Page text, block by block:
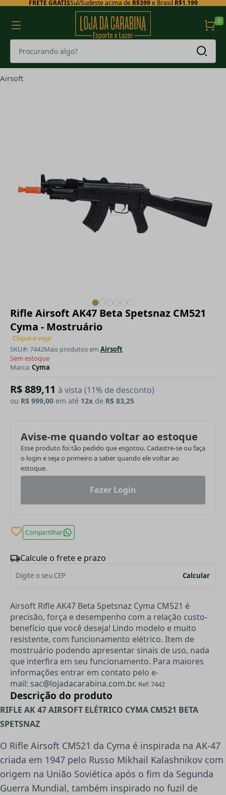
FRETE GRÁTISSul/Sudeste acima de R$399e Brasil R$1.199
0
Airsoft
Rifle Airsoft AK47 Beta Spetsnaz CM521
Cyma - Mostruário
Clique e veja!
SKU#: 7442Mais produtos em Airsoft
Sem estoque
Marca:Cyma
R$ 889,11 à vista (11% de desconto)
ou R$ 999,00 em até 12x de R$ 83,25
Avise-me quando voltar ao estoque
Esse produto foi tão pedido que esgotou. Cadastre-se ou faça
o login e seja o primeiro a saber quando ele voltar ao
estoque.
Fazer Login
Compartilhar
Calcule o frete e prazo
Calcular
Airsoft Rifle AK47 Beta Spetsnaz Cyma CM521 é
precisão, força e desempenho com a relação custo-
benefício que você deseja! Lindo modelo e muito
resistente, com funcionamento elétrico. Item de
mostruário podendo apresentar sinais de uso, nada
que interfira em seu funcionamento. Para maiores
informações entrar em contato pelo e-
mail: sac@lojadacarabina.com.br. Ref: 7442
Descrição do produto
RIFLE AK 47 AIRSOFT ELÉTRICO CYMA CM521 BETA
SPETSNAZ
O Rifle Airsoft CM521 da Cyma é inspirada na AK-47
criada em 1947 pelo Russo Mikhail Kalashnikov com
origem na União Soviética após o fim da Segunda
Guerra Mundial, também inspirado no fuzil de